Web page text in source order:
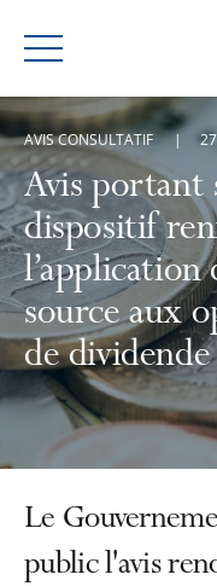
Menu
Avis portant
dispositif
l’application
source aux
de
AVIS CONSULTATIF
Le
public l'avis